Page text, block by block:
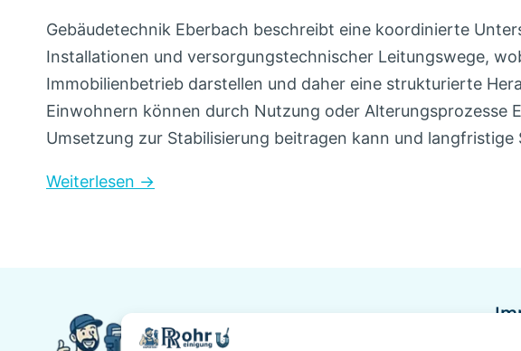
Gebäudetechnik Eberbach beschreibt eine koordinierte
Installationen und versorgungstechnischer Leitungswege,
Immobilienbetrieb darstellen und daher eine strukturierte
Einwohnern können durch Nutzung oder Alterungsprozesse
Umsetzung zur Stabilisierung beitragen kann und
Weiterlesen →